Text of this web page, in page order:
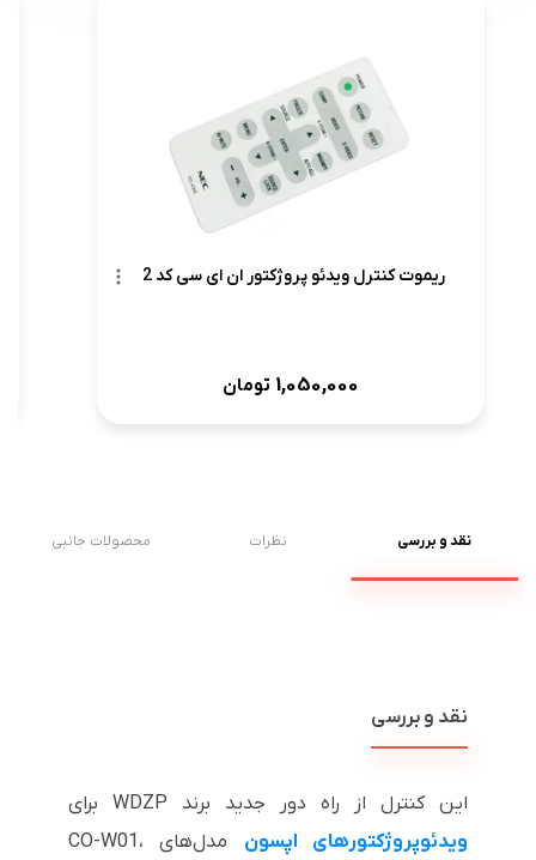
ریموت کنترل ویدئو پروژکتور ان ای سی کد 2
1,050,000 تومان
نقد و بررسی نظرات محصولات جانبی
نقد و بررسی
این کنترل از راه دور جدید برند WDZP برای
ویدئوپروژکتورهای اپسون
مدل‌های CO-W01،